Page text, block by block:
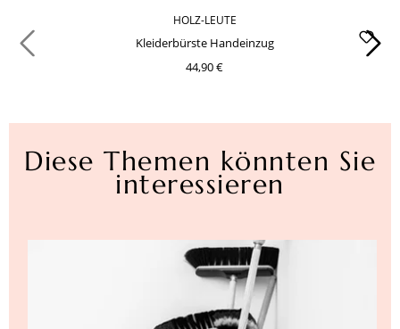
HOLZ-LEUTE
Kleiderbürste Handeinzug
44,90 €
Diese Themen könnten Sie
interessieren